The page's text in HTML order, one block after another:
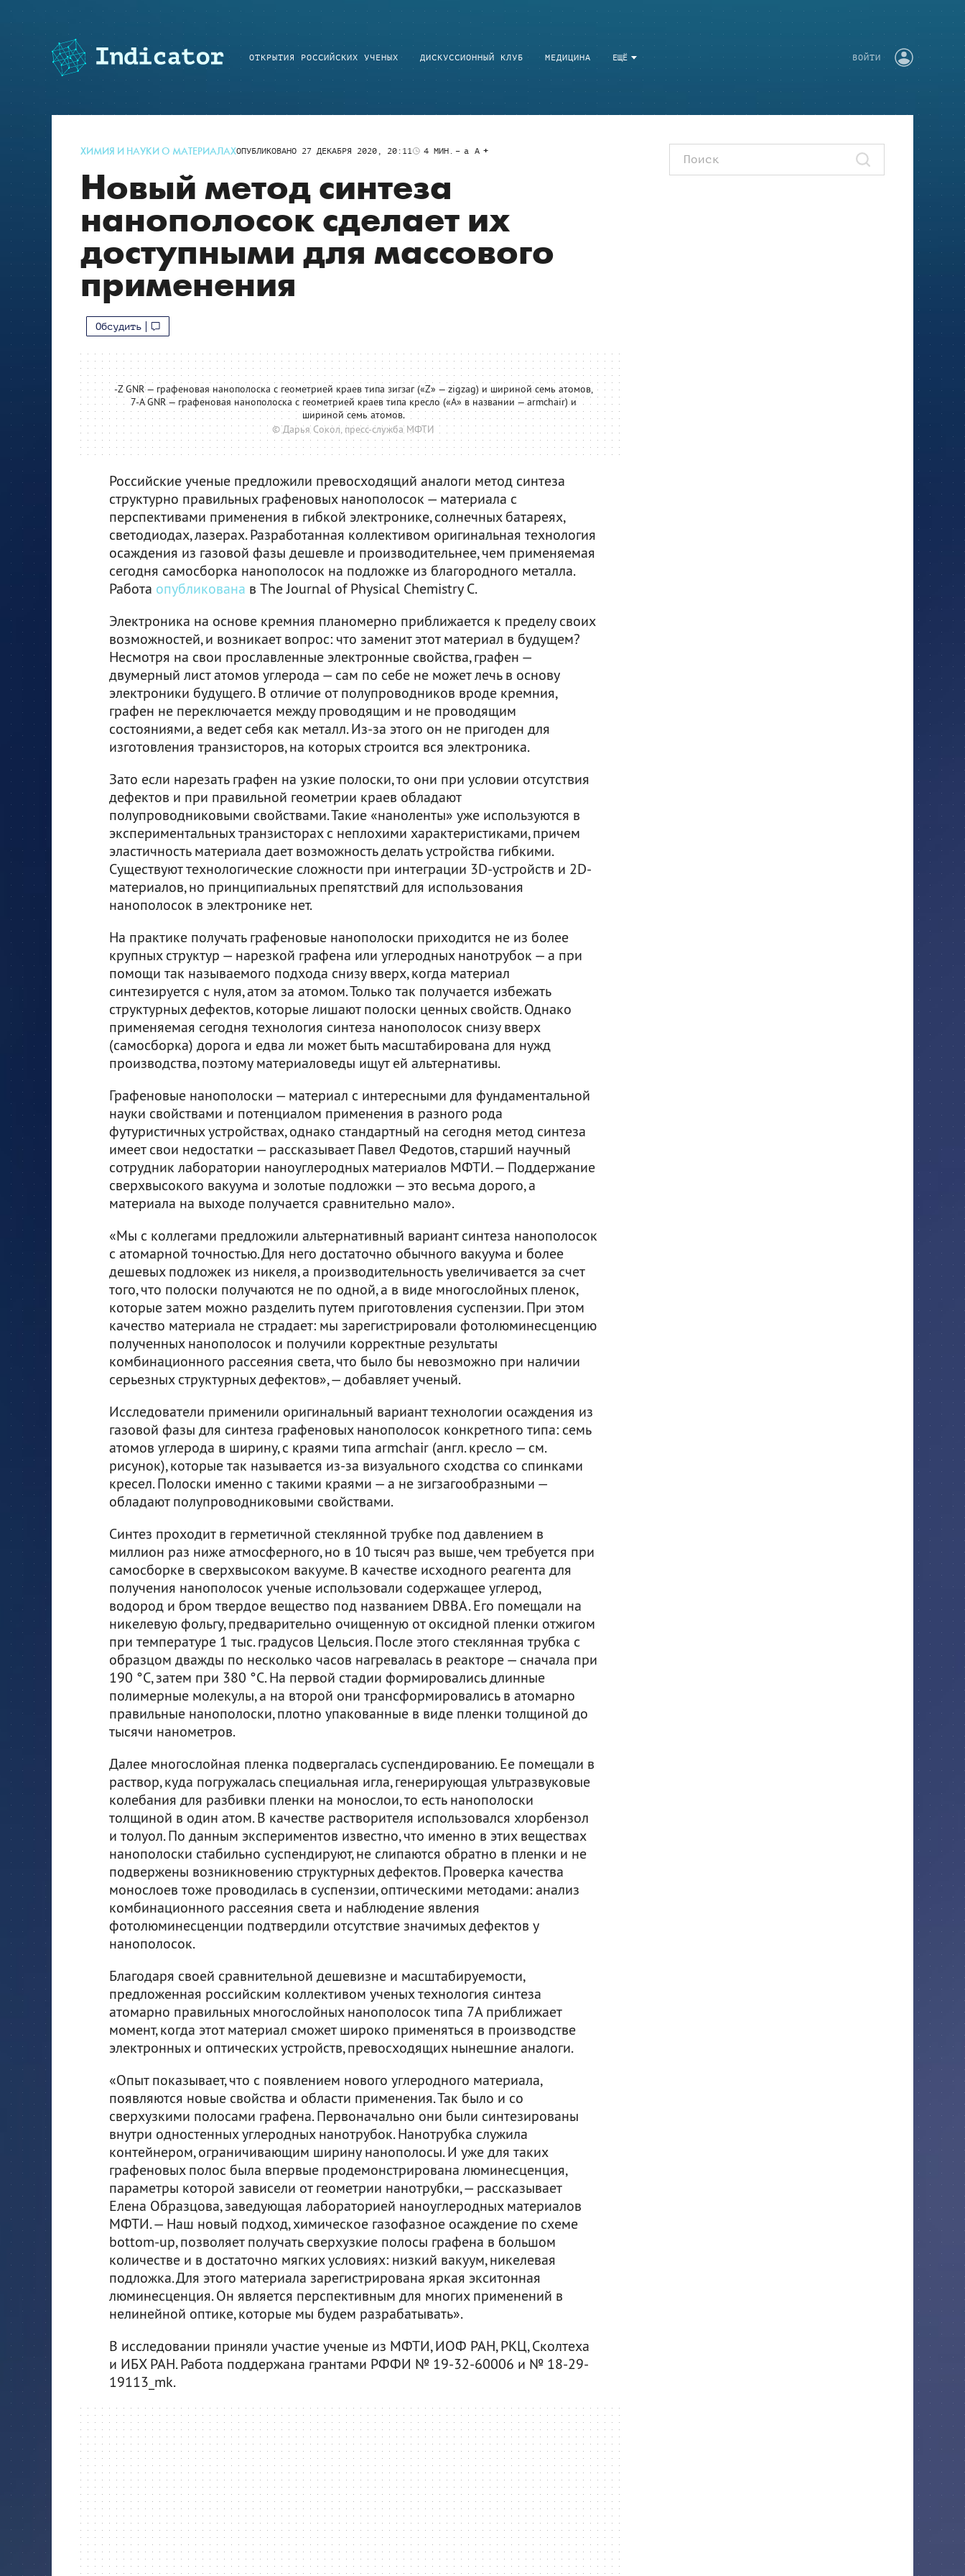
ЕЩЁ
ОТКРЫТИЯ РОССИЙСКИХ УЧЕНЫХ ДИСКУССИОННЫЙ КЛУБ МЕДИЦИНА ВОЙТИ
ХИМИЯ И НАУКИ О МАТЕРИАЛАХОПУБЛИКОВАНО 27 ДЕКАБРЯ 2020, 20:11 4 МИН. a A
Новый метод синтеза
нанополосок сделает их
доступными для массового
применения
Обсудить
-Z GNR — графеновая нанополоска с геометрией краев типа зигзаг («Z» — zigzag) и шириной семь атомов,
7-A GNR — графеновая нанополоска с геометрией краев типа кресло («A» в названии — armchair) и
шириной семь атомов.
© Дарья Сокол, пресс-служба МФТИ
Российские ученые предложили превосходящий аналоги метод синтеза
структурно правильных графеновых нанополосок — материала с
перспективами применения в гибкой электронике, солнечных батареях,
светодиодах, лазерах. Разработанная коллективом оригинальная технология
осаждения из газовой фазы дешевле и производительнее, чем применяемая
сегодня самосборка нанополосок на подложке из благородного металла.
Работа опубликована в The Journal of Physical Chemistry C.
Электроника на основе кремния планомерно приближается к пределу своих
возможностей, и возникает вопрос: что заменит этот материал в будущем?
Несмотря на свои прославленные электронные свойства, графен —
двумерный лист атомов углерода — сам по себе не может лечь в основу
электроники будущего. В отличие от полупроводников вроде кремния,
графен не переключается между проводящим и не проводящим
состояниями, а ведет себя как металл. Из-за этого он не пригоден для
изготовления транзисторов, на которых строится вся электроника.
Зато если нарезать графен на узкие полоски, то они при условии отсутствия
дефектов и при правильной геометрии краев обладают
полупроводниковыми свойствами. Такие «наноленты» уже используются в
экспериментальных транзисторах с неплохими характеристиками, причем
эластичность материала дает возможность делать устройства гибкими.
Существуют технологические сложности при интеграции 3D-устройств и 2D-
материалов, но принципиальных препятствий для использования
нанополосок в электронике нет.
На практике получать графеновые нанополоски приходится не из более
крупных структур — нарезкой графена или углеродных нанотрубок — а при
помощи так называемого подхода снизу вверх, когда материал
синтезируется с нуля, атом за атомом. Только так получается избежать
структурных дефектов, которые лишают полоски ценных свойств. Однако
применяемая сегодня технология синтеза нанополосок снизу вверх
(самосборка) дорога и едва ли может быть масштабирована для нужд
производства, поэтому материаловеды ищут ей альтернативы.
Графеновые нанополоски — материал с интересными для фундаментальной
науки свойствами и потенциалом применения в разного рода
футуристичных устройствах, однако стандартный на сегодня метод синтеза
имеет свои недостатки — рассказывает Павел Федотов, старший научный
сотрудник лаборатории наноуглеродных материалов МФТИ. — Поддержание
сверхвысокого вакуума и золотые подложки — это весьма дорого, а
материала на выходе получается сравнительно мало».
«Мы с коллегами предложили альтернативный вариант синтеза нанополосок
с атомарной точностью. Для него достаточно обычного вакуума и более
дешевых подложек из никеля, а производительность увеличивается за счет
того, что полоски получаются не по одной, а в виде многослойных пленок,
которые затем можно разделить путем приготовления суспензии. При этом
качество материала не страдает: мы зарегистрировали фотолюминесценцию
полученных нанополосок и получили корректные результаты
комбинационного рассеяния света, что было бы невозможно при наличии
серьезных структурных дефектов», — добавляет ученый.
Исследователи применили оригинальный вариант технологии осаждения из
газовой фазы для синтеза графеновых нанополосок конкретного типа: семь
атомов углерода в ширину, с краями типа armchair (англ. кресло — см.
рисунок), которые так называется из-за визуального сходства со спинками
кресел. Полоски именно с такими краями — а не зигзагообразными —
обладают полупроводниковыми свойствами.
Синтез проходит в герметичной стеклянной трубке под давлением в
миллион раз ниже атмосферного, но в 10 тысяч раз выше, чем требуется при
самосборке в сверхвысоком вакууме. В качестве исходного реагента для
получения нанополосок ученые использовали содержащее углерод,
водород и бром твердое вещество под названием DBBA. Его помещали на
никелевую фольгу, предварительно очищенную от оксидной пленки отжигом
при температуре 1 тыс. градусов Цельсия. После этого стеклянная трубка с
образцом дважды по несколько часов нагревалась в реакторе — сначала при
190 °C, затем при 380 °C. На первой стадии формировались длинные
полимерные молекулы, а на второй они трансформировались в атомарно
правильные нанополоски, плотно упакованные в виде пленки толщиной до
тысячи нанометров.
Далее многослойная пленка подвергалась суспендированию. Ее помещали в
раствор, куда погружалась специальная игла, генерирующая ультразвуковые
колебания для разбивки пленки на монослои, то есть нанополоски
толщиной в один атом. В качестве растворителя использовался хлорбензол
и толуол. По данным экспериментов известно, что именно в этих веществах
нанополоски стабильно суспендируют, не слипаются обратно в пленки и не
подвержены возникновению структурных дефектов. Проверка качества
монослоев тоже проводилась в суспензии, оптическими методами: анализ
комбинационного рассеяния света и наблюдение явления
фотолюминесценции подтвердили отсутствие значимых дефектов у
нанополосок.
Благодаря своей сравнительной дешевизне и масштабируемости,
предложенная российским коллективом ученых технология синтеза
атомарно правильных многослойных нанополосок типа 7А приближает
момент, когда этот материал сможет широко применяться в производстве
электронных и оптических устройств, превосходящих нынешние аналоги.
«Опыт показывает, что с появлением нового углеродного материала,
появляются новые свойства и области применения. Так было и со
сверхузкими полосами графена. Первоначально они были синтезированы
внутри одностенных углеродных нанотрубок. Нанотрубка служила
контейнером, ограничивающим ширину нанополосы. И уже для таких
графеновых полос была впервые продемонстрирована люминесценция,
параметры которой зависели от геометрии нанотрубки, — рассказывает
Елена Образцова, заведующая лабораторией наноуглеродных материалов
МФТИ. — Наш новый подход, химическое газофазное осаждение по схеме
bottom-up, позволяет получать сверхузкие полосы графена в большом
количестве и в достаточно мягких условиях: низкий вакуум, никелевая
подложка. Для этого материала зарегистрирована яркая экситонная
люминесценция. Он является перспективным для многих применений в
нелинейной оптике, которые мы будем разрабатывать».
В исследовании приняли участие ученые из МФТИ, ИОФ РАН, РКЦ, Сколтеха
и ИБХ РАН. Работа поддержана грантами РФФИ № 19-32-60006 и № 18-29-
19113_mk.